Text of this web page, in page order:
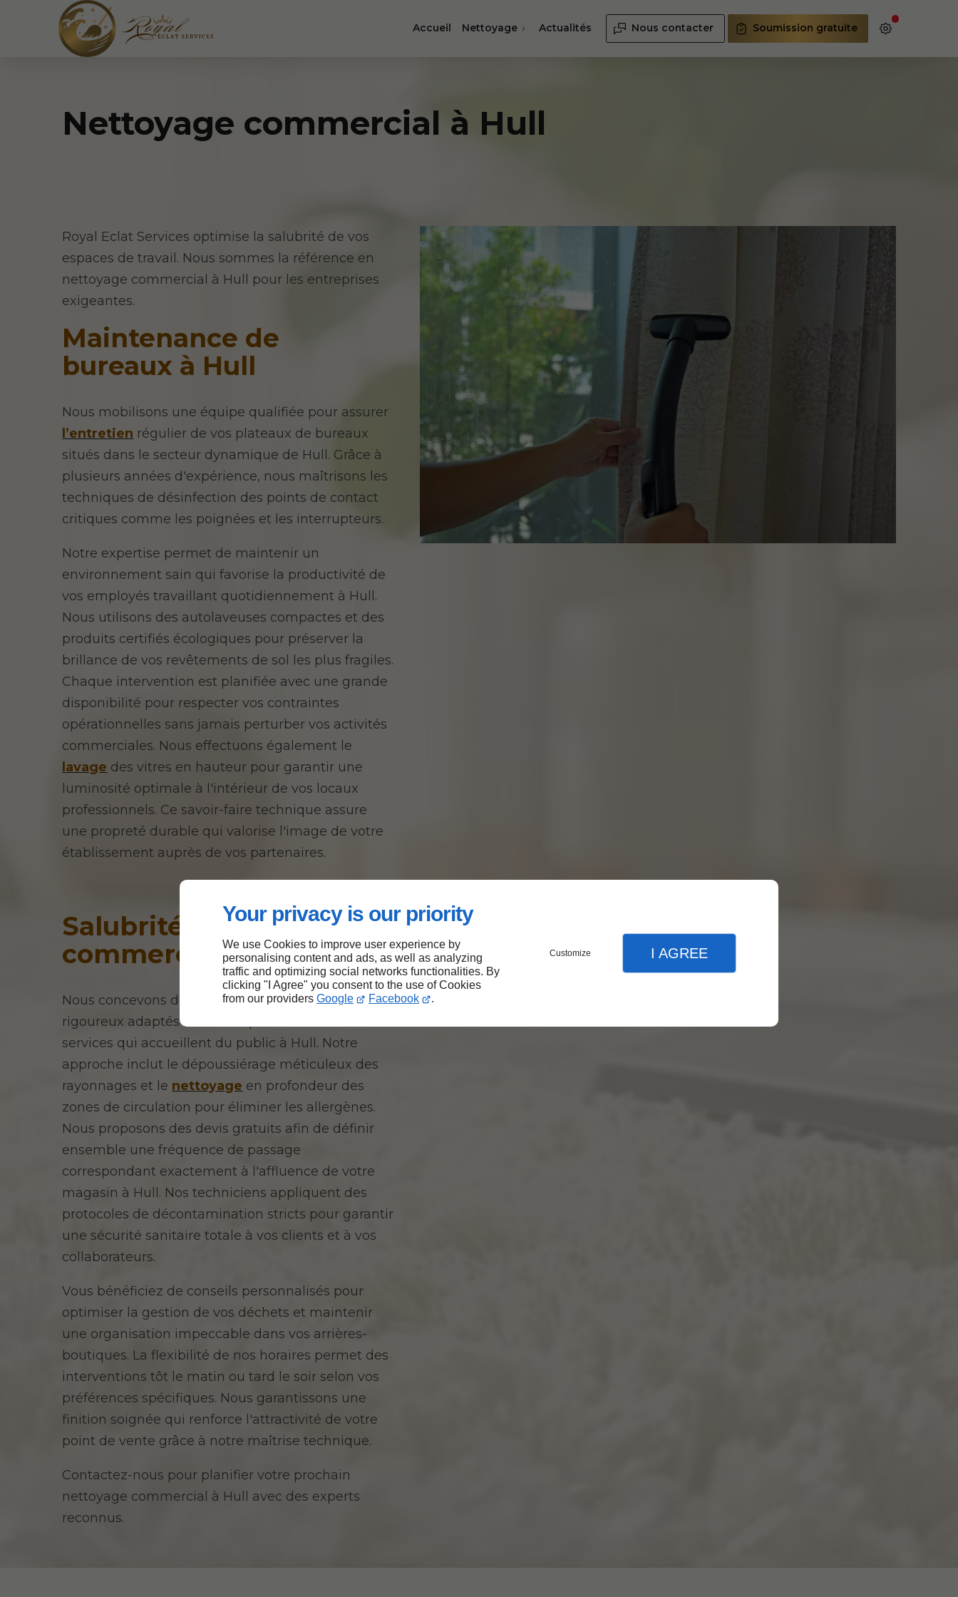
Your privacy is our priority
We use Cookies to improve user experience by
personalising content and ads, as well as analyzing
traffic and optimizing social networks functionalities. By
clicking "I Agree" you consent to the use of Cookies
from our providers Google Facebook .
Customize I AGREE
Accueil Nettoyage Actualités Nous contacter Soumission gratuite
Nettoyage commercial à Hull
Royal Eclat Services optimise la salubrité de vos
espaces de travail. Nous sommes la référence en
nettoyage commercial à Hull pour les entreprises
exigeantes.
Maintenance de
bureaux à Hull
Nous mobilisons une équipe qualifiée pour assurer
l’entretien régulier de vos plateaux de bureaux
situés dans le secteur dynamique de Hull. Grâce à
plusieurs années d'expérience, nous maîtrisons les
techniques de désinfection des points de contact
critiques comme les poignées et les interrupteurs.
Notre expertise permet de maintenir un
environnement sain qui favorise la productivité de
vos employés travaillant quotidiennement à Hull.
Nous utilisons des autolaveuses compactes et des
produits certifiés écologiques pour préserver la
brillance de vos revêtements de sol les plus fragiles.
Chaque intervention est planifiée avec une grande
disponibilité pour respecter vos contraintes
opérationnelles sans jamais perturber vos activités
commerciales. Nous effectuons également le
lavage des vitres en hauteur pour garantir une
luminosité optimale à l'intérieur de vos locaux
professionnels. Ce savoir-faire technique assure
une propreté durable qui valorise l'image de votre
établissement auprès de vos partenaires.
Salubrité des
commerces à Hull
Nous concevons des programmes d'hygiène
rigoureux adaptés aux boutiques et aux centres de
services qui accueillent du public à Hull. Notre
approche inclut le dépoussiérage méticuleux des
rayonnages et le nettoyage en profondeur des
zones de circulation pour éliminer les allergènes.
Nous proposons des devis gratuits afin de définir
ensemble une fréquence de passage
correspondant exactement à l'affluence de votre
magasin à Hull. Nos techniciens appliquent des
protocoles de décontamination stricts pour garantir
une sécurité sanitaire totale à vos clients et à vos
collaborateurs.
Vous bénéficiez de conseils personnalisés pour
optimiser la gestion de vos déchets et maintenir
une organisation impeccable dans vos arrières-
boutiques. La flexibilité de nos horaires permet des
interventions tôt le matin ou tard le soir selon vos
préférences spécifiques. Nous garantissons une
finition soignée qui renforce l'attractivité de votre
point de vente grâce à notre maîtrise technique.
Contactez-nous pour planifier votre prochain
nettoyage commercial à Hull avec des experts
reconnus.